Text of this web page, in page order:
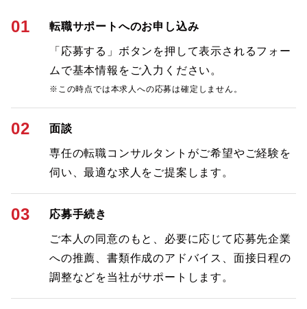
01 転職サポートへのお申し込み
「応募する」ボタンを押して表示されるフォー
ムで基本情報をご入力ください。
※この時点では本求人への応募は確定しません。
02 面談
専任の転職コンサルタントがご希望やご経験を
伺い、最適な求人をご提案します。
03 応募手続き
ご本人の同意のもと、必要に応じて応募先企業
への推薦、書類作成のアドバイス、面接日程の
調整などを当社がサポートします。